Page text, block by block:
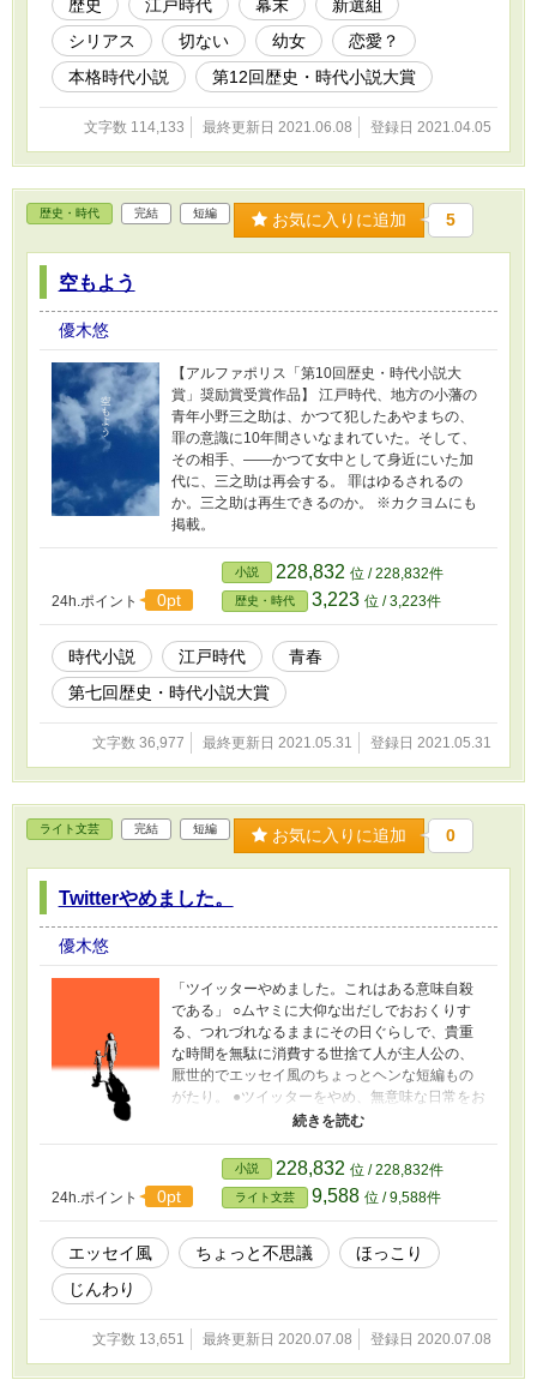
歴史 江戸時代 幕末
新選組
シリアス
切ない 幼女
恋愛？
本格時代小説
第12回歴史・時代小説大賞
文字数 114,133 最終更新日 2021.06.08 登録日 2021.04.05
歴史・時代 完結 短編 お気に入りに追加 5
空もよう
優木悠
【アルファポリス「第10回歴史・時代小説大
賞」奨励賞受賞作品】 江戸時代、地方の小藩の
青年小野三之助は、かつて犯したあやまちの、
罪の意識に10年間さいなまれていた。そして、
その相手、――かつて女中として身近にいた加
代に、三之助は再会する。 罪はゆるされるの
か。三之助は再生できるのか。 ※カクヨムにも
掲載。
24h.ポイント 0pt
小説 228,832 位 / 228,832件
歴史・時代 3,223 位 / 3,223件
時代小説 江戸時代
青春
第七回歴史・時代小説大賞
文字数 36,977 最終更新日 2021.05.31 登録日 2021.05.31
ライト文芸 完結 短編 お気に入りに追加 0
Twitterやめました。
優木悠
「ツイッターやめました。これはある意味自殺
である」 ○ムヤミに大仰な出だしでおおくりす
る、つれづれなるままにその日ぐらしで、貴重
な時間を無駄に消費する世捨て人が主人公の、
厭世的でエッセイ風のちょっとヘンな短編もの
がたり。 ●ツイッターをやめ、無意味な日常をお
くっていた女のもとに、突然あらわれた男の
子。しだいにその子供は女にとってかけがえの
ない存在になっていく。
24h.ポイント 0pt
小説 228,832 位 / 228,832件
ライト文芸 9,588 位 / 9,588件
エッセイ風 ちょっと不思議
ほっこり
じんわり
文字数 13,651 最終更新日 2020.07.08 登録日 2020.07.08